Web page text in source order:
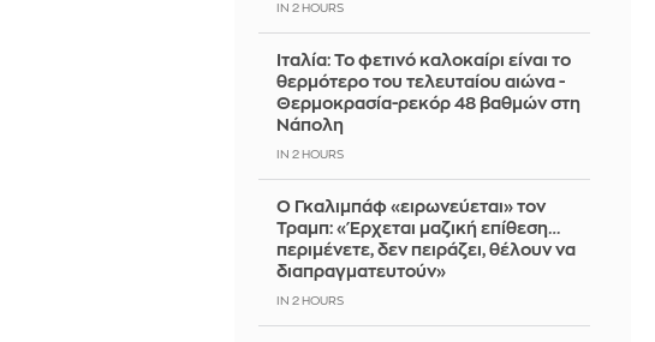
IN 2 HOURS
Ιταλία: To φετινό καλοκαίρι είναι το
θερμότερο του τελευταίου αιώνα -
Θερμοκρασία-ρεκόρ 48 βαθμών στη
Νάπολη
IN 2 HOURS
Ο Γκαλιμπάφ «ειρωνεύεται» τον
Τραμπ: «Έρχεται μαζική επίθεση…
περιμένετε, δεν πειράζει, θέλουν να
διαπραγματευτούν»
IN 2 HOURS